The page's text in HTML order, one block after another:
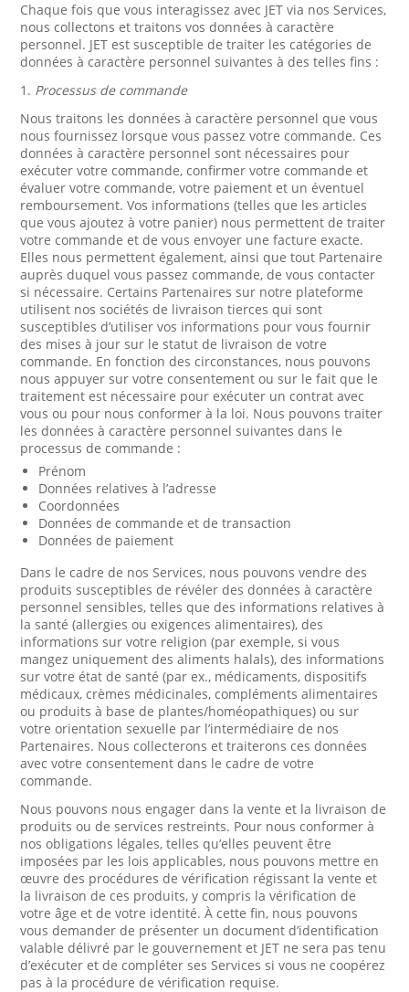
Chaque fois que vous interagissez avec JET via nos Services,
nous collectons et traitons vos données à caractère
personnel. JET est susceptible de traiter les catégories de
données à caractère personnel suivantes à des telles fins :
1. Processus de commande
Nous traitons les données à caractère personnel que vous
nous fournissez lorsque vous passez votre commande. Ces
données à caractère personnel sont nécessaires pour
exécuter votre commande, confirmer votre commande et
évaluer votre commande, votre paiement et un éventuel
remboursement. Vos informations (telles que les articles
que vous ajoutez à votre panier) nous permettent de traiter
votre commande et de vous envoyer une facture exacte.
Elles nous permettent également, ainsi que tout Partenaire
auprès duquel vous passez commande, de vous contacter
si nécessaire. Certains Partenaires sur notre plateforme
utilisent nos sociétés de livraison tierces qui sont
susceptibles d’utiliser vos informations pour vous fournir
des mises à jour sur le statut de livraison de votre
commande. En fonction des circonstances, nous pouvons
nous appuyer sur votre consentement ou sur le fait que le
traitement est nécessaire pour exécuter un contrat avec
vous ou pour nous conformer à la loi. Nous pouvons traiter
les données à caractère personnel suivantes dans le
processus de commande :
Prénom
Données relatives à l’adresse
Coordonnées
Données de commande et de transaction
Données de paiement
Dans le cadre de nos Services, nous pouvons vendre des
produits susceptibles de révéler des données à caractère
personnel sensibles, telles que des informations relatives à
la santé (allergies ou exigences alimentaires), des
informations sur votre religion (par exemple, si vous
mangez uniquement des aliments halals), des informations
sur votre état de santé (par ex., médicaments, dispositifs
médicaux, crèmes médicinales, compléments alimentaires
ou produits à base de plantes/homéopathiques) ou sur
votre orientation sexuelle par l’intermédiaire de nos
Partenaires. Nous collecterons et traiterons ces données
avec votre consentement dans le cadre de votre
commande.
Nous pouvons nous engager dans la vente et la livraison de
produits ou de services restreints. Pour nous conformer à
nos obligations légales, telles qu’elles peuvent être
imposées par les lois applicables, nous pouvons mettre en
œuvre des procédures de vérification régissant la vente et
la livraison de ces produits, y compris la vérification de
votre âge et de votre identité. À cette fin, nous pouvons
vous demander de présenter un document d’identification
valable délivré par le gouvernement et JET ne sera pas tenu
d’exécuter et de compléter ses Services si vous ne coopérez
pas à la procédure de vérification requise.